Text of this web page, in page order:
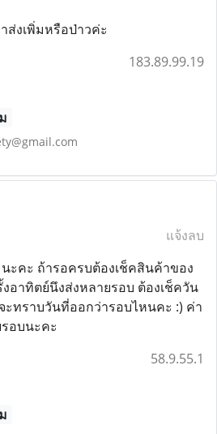
ส่งเพิ่มหรือป่าวค่ะ
183.89.99.19
แจ้งลบ
ะคะ ถ้ารอครบต้องเช็คสินค้าของ
อาทิตย์นึงส่งหลายรอบ ต้องเช็ควัน
ะทราบวันที่ออกว่ารอบไหนคะ :) ค่า
อบนะคะ
58.9.55.1